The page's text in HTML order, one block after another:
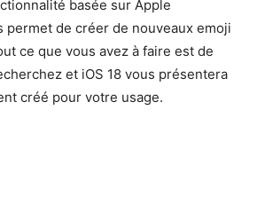
basée sur Apple
permet de créer de nouveaux emoji
ce que vous avez à faire est de
et iOS 18 vous présentera
créé pour votre usage.